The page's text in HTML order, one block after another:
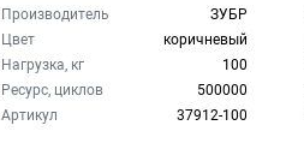
Производитель
ЗУБР
Цвет
коричневый
Нагрузка, кг
100
Ресурс, циклов
500000
Артикул
37912-100